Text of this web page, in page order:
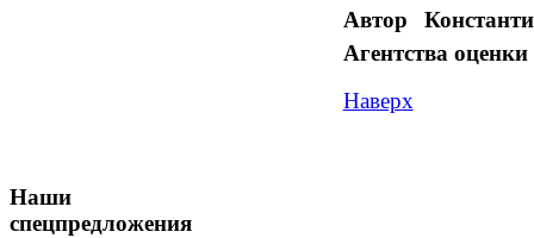
Автор
Агентства
Наверх
Наши
спецпредложения